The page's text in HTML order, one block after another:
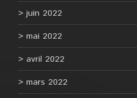
juin 2022
mai 2022
avril 2022
mars 2022